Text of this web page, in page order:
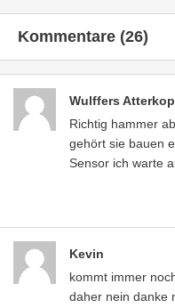
Kommentare (26)
Wulffers
Richtig hammer
gehört sie bauen
Sensor ich warte
Kevin
kommt immer
daher nein danke